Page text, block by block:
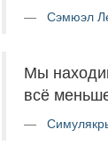
Сэмюэл
Мы
всё